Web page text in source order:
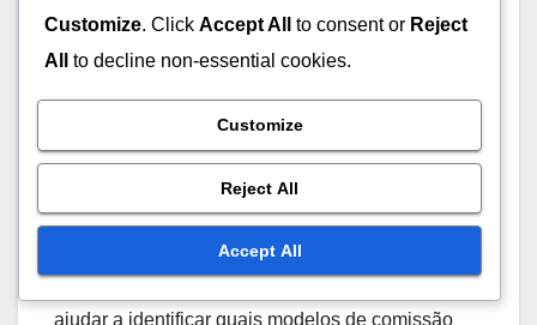
A flexibilidade nos modelos de comissão permite
que as empresas adaptem as recompensas às
necessidades individuais dos colaboradores. Isso
pode incluir comissões que mudam com base em
fatores como experiência, desempenho passado
ou até mesmo preferências pessoais.
Uma abordagem prática é realizar reuniões
regulares com a equipe para discutir e ajustar as
Customize. Click Accept All to consent or Reject
All
to decline non-essential cookies.
Customize
Reject All
Accept All